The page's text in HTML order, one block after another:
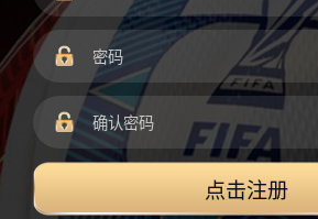
点击注册